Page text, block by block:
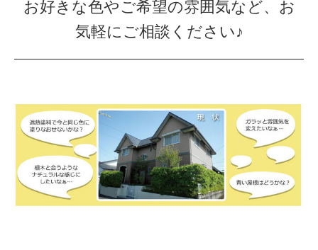
お好きな色やご希望の雰囲気など、お
気軽にご相談ください♪